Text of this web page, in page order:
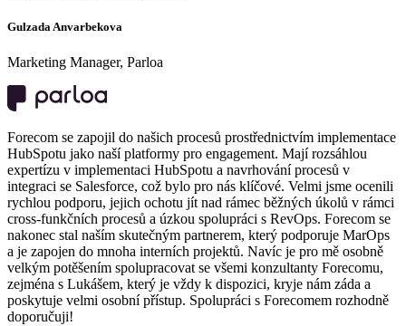
Gulzada Anvarbekova
Marketing Manager, Parloa
Forecom se zapojil do našich procesů prostřednictvím implementace
HubSpotu jako naší platformy pro engagement. Mají rozsáhlou
expertízu v implementaci HubSpotu a navrhování procesů v
integraci se Salesforce, což bylo pro nás klíčové. Velmi jsme ocenili
rychlou podporu, jejich ochotu jít nad rámec běžných úkolů v rámci
cross-funkčních procesů a úzkou spolupráci s RevOps. Forecom se
nakonec stal naším skutečným partnerem, který podporuje MarOps
a je zapojen do mnoha interních projektů. Navíc je pro mě osobně
velkým potěšením spolupracovat se všemi konzultanty Forecomu,
zejména s Lukášem, který je vždy k dispozici, kryje nám záda a
poskytuje velmi osobní přístup. Spolupráci s Forecomem rozhodně
doporučuji!